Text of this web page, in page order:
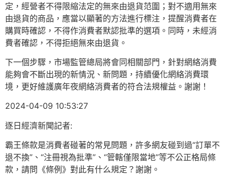
定，經營者不得限縮法定的無來由退貨范圍；對不適用無來
由退貨的商品，應當以顯著的方法進行標注，提醒消費者在
購買時確認，不得作消費者默認批準的選項。同時，未經消
費者確認，不得拒絕無來由退貨。
下一個步驟，市場監管總局將會同相關部門，針對網絡消費
能夠會不斷出現的新情況、新問題，持續優化網絡消費環
境，更好維護廣年夜網絡消費者的符合法規權益。謝謝！
2024-04-09 10:53:27
逐日經濟新聞記者:
霸王條款是消費者碰著的常見問題，許多網友碰到過“訂單不
退不換”、“注冊視為批準”、“管轄僅限當地”等不公正格局條
款，請問《條例》對此有什么規定？謝謝。